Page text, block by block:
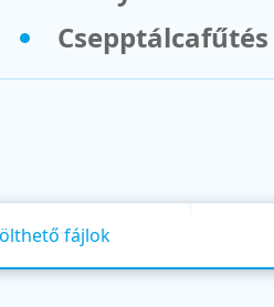
Csepptálcafűtés
fájlok